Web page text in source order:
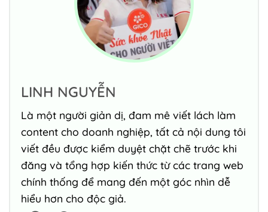
LINH NGUYỄN
Là một người giản dị, đam mê viết lách làm
content cho doanh nghiệp, tất cả nội dung tôi
viết đều được kiểm duyệt chặt chẽ trước khi
đăng và tổng hợp kiến thức từ các trang web
chính thống để mang đến một góc nhìn dễ
hiểu hơn cho độc giả.